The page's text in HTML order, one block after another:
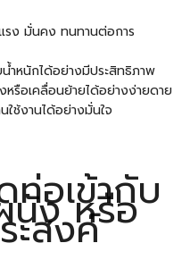
ง มั่นคง ทนทานต่อการ
ำหนักได้อย่างมีประสิทธิภาพ
รือเคลื่อนย้ายได้อย่างง่ายดาย
ใช้งานได้อย่างมั่นใจ
ท่อเข้ากับ
ง หรือ
ะสงค์